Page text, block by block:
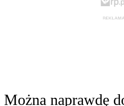
Można naprawdę